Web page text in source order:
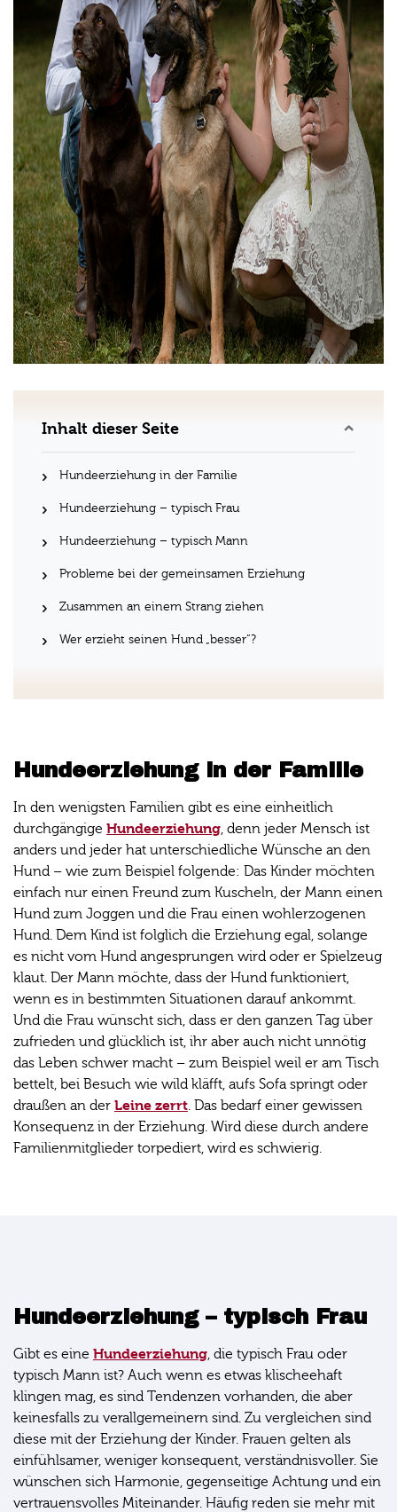
Inhalt dieser Seite
Hundeerziehung in der Familie
Hundeerziehung – typisch Frau
Hundeerziehung – typisch Mann
Probleme bei der gemeinsamen Erziehung
Zusammen an einem Strang ziehen
Wer erzieht seinen Hund „besser“?
Hundeerziehung in der Familie
In den wenigsten Familien gibt es eine einheitlich
durchgängige Hundeerziehung, denn jeder Mensch ist
anders und jeder hat unterschiedliche Wünsche an den
Hund – wie zum Beispiel folgende: Das Kinder möchten
einfach nur einen Freund zum Kuscheln, der Mann einen
Hund zum Joggen und die Frau einen wohlerzogenen
Hund. Dem Kind ist folglich die Erziehung egal, solange
es nicht vom Hund angesprungen wird oder er Spielzeug
klaut. Der Mann möchte, dass der Hund funktioniert,
wenn es in bestimmten Situationen darauf ankommt.
Und die Frau wünscht sich, dass er den ganzen Tag über
zufrieden und glücklich ist, ihr aber auch nicht unnötig
das Leben schwer macht – zum Beispiel weil er am Tisch
bettelt, bei Besuch wie wild kläfft, aufs Sofa springt oder
draußen an der Leine zerrt. Das bedarf einer gewissen
Konsequenz in der Erziehung. Wird diese durch andere
Familienmitglieder torpediert, wird es schwierig.
Hundeerziehung – typisch Frau
Gibt es eine Hundeerziehung, die typisch Frau oder
typisch Mann ist? Auch wenn es etwas klischeehaft
klingen mag, es sind Tendenzen vorhanden, die aber
keinesfalls zu verallgemeinern sind. Zu vergleichen sind
diese mit der Erziehung der Kinder. Frauen gelten als
einfühlsamer, weniger konsequent, verständnisvoller. Sie
wünschen sich Harmonie, gegenseitige Achtung und ein
vertrauensvolles Miteinander. Häufig reden sie mehr mit